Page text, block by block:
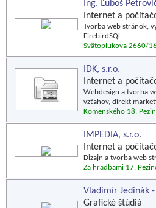
Ing. Ľuboš
Internet a
Tvorba web stránok,
FirebirdSQL.
Svätoplukova 2660/
IDK, s.r.o.
Internet a
Webdesign a tvorba
vzťahov, direkt
Komenského 18,
IMPEDIA, s.r.o.
Internet a
Dizajn a tvorba web
Za hradbami 17,
Vladimír Jedinák -
Grafické štúdiá